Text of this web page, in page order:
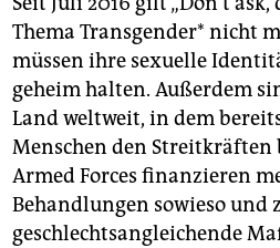
Thema Transgender* nicht
müssen ihre sexuelle
geheim halten. Außerdem
Land weltweit, in dem
Menschen den
Armed Forces finanzieren
Behandlungen sowieso und
geschlechtsangleichende